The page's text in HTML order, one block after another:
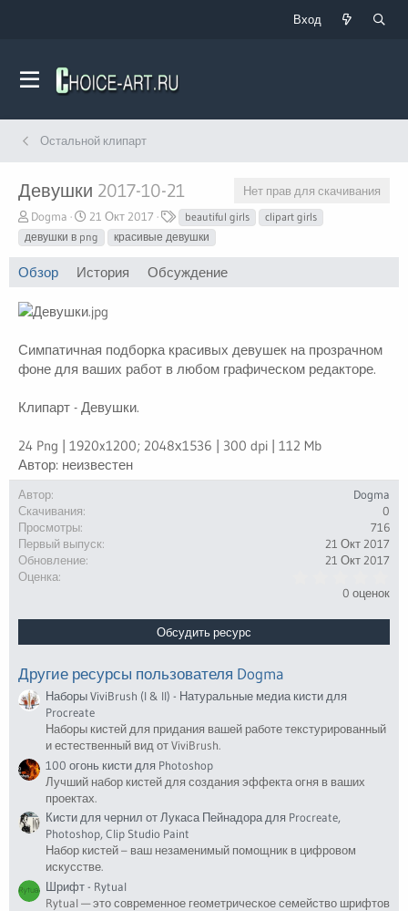
Вход
Остальной клипарт
Девушки 2017-10-21
Нет прав для скачивания
А
в
т
о
р
Dogma
Д
а
т
с
з
а
н
21 Окт 2017
Т
е
г
beautiful girls
clipart girls
девушки в png
красивые девушки
Обзор История Обсуждение
Симпатичная подборка красивых девушек на прозрачном
фоне для ваших работ в любом графическом редакторе.
Клипарт - Девушки.
24 Png | 1920x1200; 2048х1536 | 300 dpi | 112 Mb
Автор: неизвестен
Автор
Dogma
Скачивания
0
Просмотры
716
Первый выпуск
21 Окт 2017
Обновление
21 Окт 2017
Оценка
.
0
в
0 оценок
Обсудить ресурс
Другие ресурсы пользователя Dogma
Наборы ViviBrush (I & II) - Натуральные медиа кисти для
Procreate
Наборы кистей для придания вашей работе текстурированный
и естественный вид от ViviBrush.
100 огонь кисти для Photoshop
Лучший набор кистей для создания эффекта огня в ваших
проектах.
Кисти для чернил от Лукаса Пейнадора для Procreate,
Photoshop, Clip Studio Paint
Набор кистей – ваш незаменимый помощник в цифровом
искусстве.
Шрифт - Rytual
Rytual — это современное геометрическое семейство шрифтов